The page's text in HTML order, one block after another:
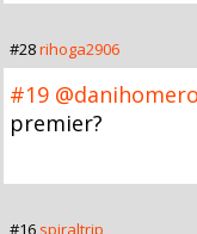
#28rihoga2906
#19
premier?